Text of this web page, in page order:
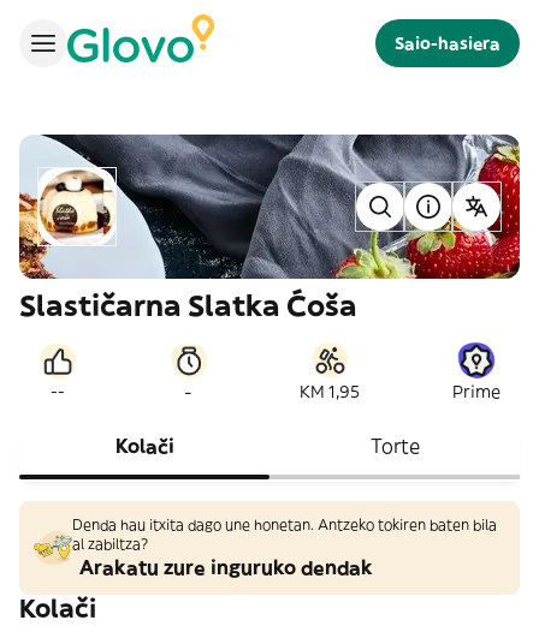
Saio-hasiera
Slastičarna Slatka Ćoša
-- - KM 1,95 Prime
Kolači Torte
Denda hau itxita dago une honetan. Antzeko tokiren baten bila
al zabiltza?
Arakatu zure inguruko dendak
Kolači